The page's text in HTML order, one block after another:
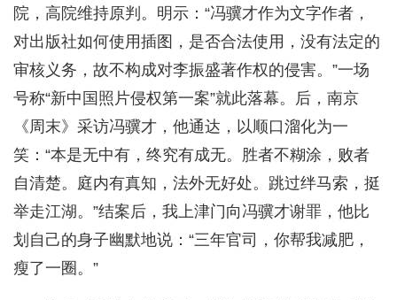
院，高院维持原判。明示：“冯骥才作为文字作者，
对出版社如何使用插图，是否合法使用，没有法定的
审核义务，故不构成对李振盛著作权的侵害。”一场
号称“新中国照片侵权第一案”就此落幕。后，南京
《周末》采访冯骥才，他通达，以顺口溜化为一
笑：“本是无中有，终究有成无。胜者不糊涂，败者
自清楚。庭内有真知，法外无好处。跳过绊马索，挺
举走江湖。”结案后，我上津门向冯骥才谢罪，他比
划自己的身子幽默地说：“三年官司，你帮我减肥，
瘦了一圈。”